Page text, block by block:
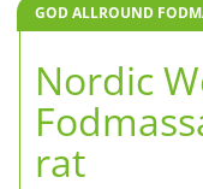
GOD ALLROUND
Nordic
rat